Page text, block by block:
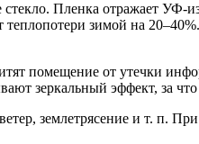
Пленка отражает УФ-
зимой на
помещение от утечки
зеркальный эффект, за
землетрясение и т. п.